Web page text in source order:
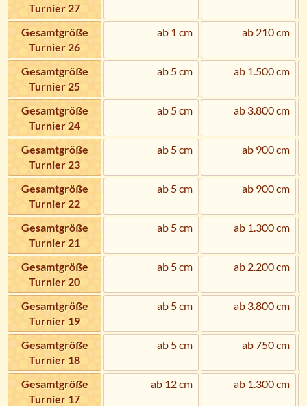
Turnier 27
Gesamtgröße
Turnier 26
ab 1 cm ab 210 cm
Gesamtgröße
Turnier 25
ab 5 cm ab 1.500 cm
Gesamtgröße
Turnier 24
ab 5 cm ab 3.800 cm
Gesamtgröße
Turnier 23
ab 5 cm ab 900 cm
Gesamtgröße
Turnier 22
ab 5 cm ab 900 cm
Gesamtgröße
Turnier 21
ab 5 cm ab 1.300 cm
Gesamtgröße
Turnier 20
ab 5 cm ab 2.200 cm
Gesamtgröße
Turnier 19
ab 5 cm ab 3.800 cm
Gesamtgröße
Turnier 18
ab 5 cm ab 750 cm
Gesamtgröße
Turnier 17
ab 12 cm ab 1.300 cm